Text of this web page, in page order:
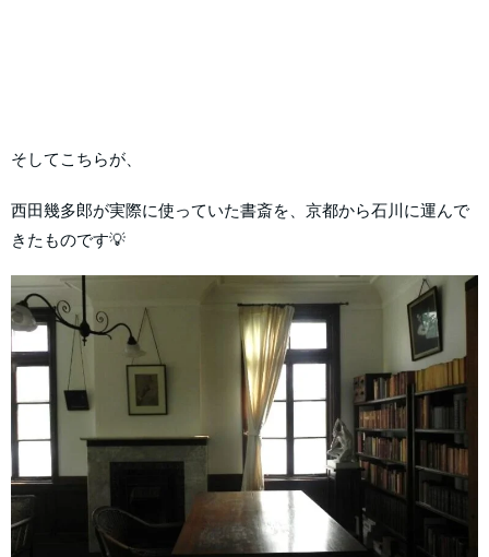
そしてこちらが、
西田幾多郎が実際に使っていた書斎を、京都から石川に運んで
きたものです💡